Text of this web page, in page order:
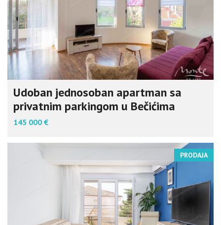
Udoban jednosoban apartman sa
privatnim parkingom u Bečićima
145 000 €
PRODAJA